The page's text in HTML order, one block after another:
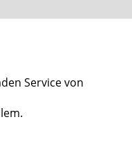
Service von